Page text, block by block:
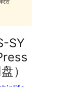
SY
）